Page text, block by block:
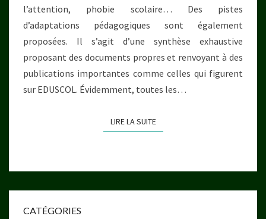
l’attention, phobie scolaire… Des pistes
d’adaptations pédagogiques sont également
proposées. Il s’agit d’une synthèse exhaustive
proposant des documents propres et renvoyant à des
publications importantes comme celles qui figurent
sur EDUSCOL. Évidemment, toutes les…
LIRE LA SUITELIRE LA SUITE
CATÉGORIES